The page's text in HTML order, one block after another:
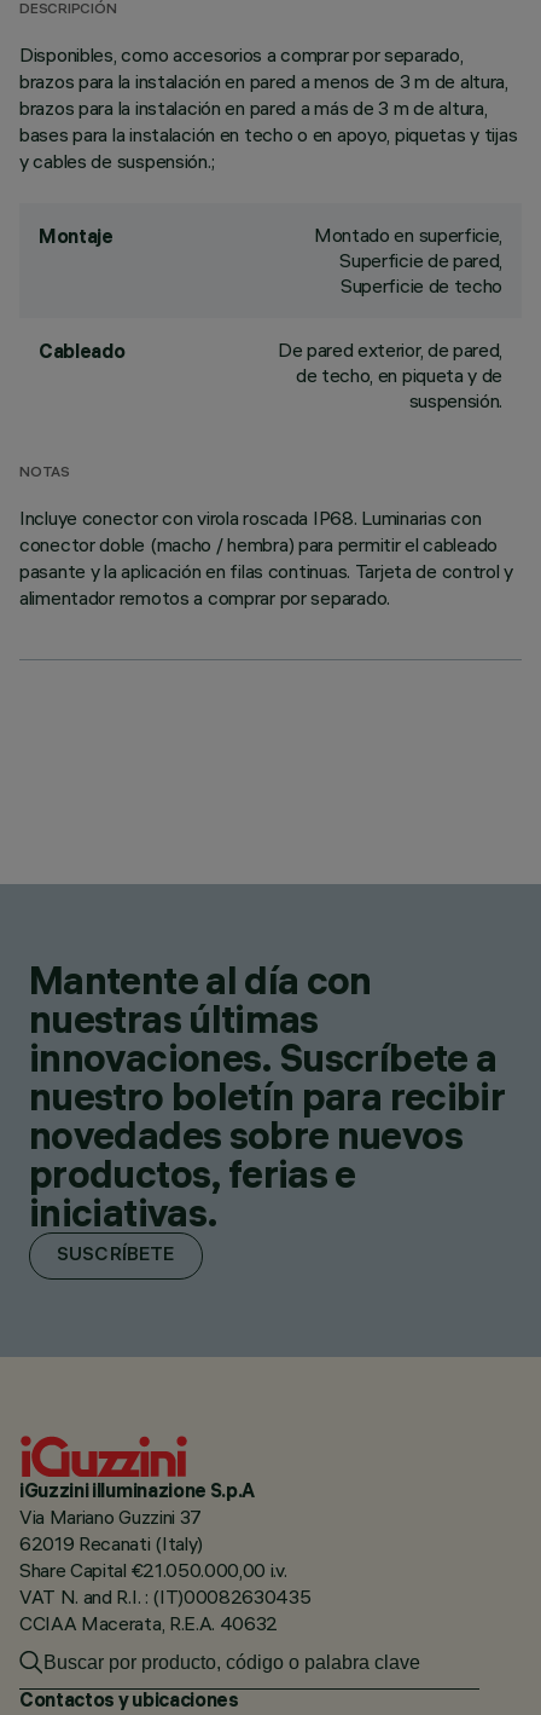
DESCRIPCIÓN
Disponibles, como accesorios a comprar por separado,
brazos para la instalación en pared a menos de 3 m de altura,
brazos para la instalación en pared a más de 3 m de altura,
bases para la instalación en techo o en apoyo, piquetas y tijas
y cables de suspensión.;
Montaje
Montado en superficie,
Superficie de pared,
Superficie de techo
Cableado
De pared exterior, de pared,
de techo, en piqueta y de
suspensión.
NOTAS
Incluye conector con virola roscada IP68. Luminarias con
conector doble (macho / hembra) para permitir el cableado
pasante y la aplicación en filas continuas. Tarjeta de control y
alimentador remotos a comprar por separado.
Mantente al día con
nuestras últimas
innovaciones. Suscríbete a
nuestro boletín para recibir
novedades sobre nuevos
productos, ferias e
iniciativas.
SUSCRÍBETE
iGuzzini illuminazione S.p.A
Via Mariano Guzzini 37
62019 Recanati (Italy)
Share Capital €21.050.000,00 i.v.
VAT N. and R.I. : (IT)00082630435
CCIAA Macerata, R.E.A. 40632
Contactos y ubicaciones